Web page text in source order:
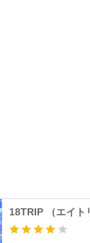
18TRIP （エイト